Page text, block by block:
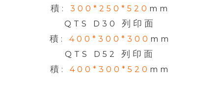
積 : 300*250*520 mm
QTS D30 列印面
積 : 400*300*300 mm
QTS D52 列印面
積 : 400*300*520 mm